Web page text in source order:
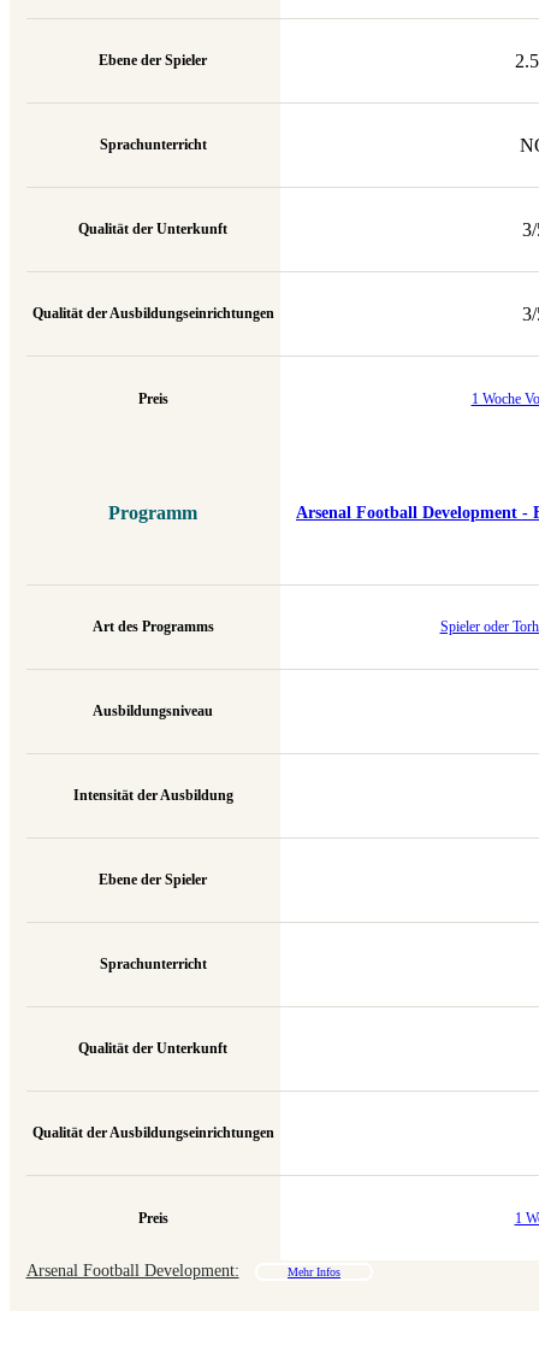
Ebene der Spieler
Sprachunterricht
Qualität der Unterkunft
Qualität der Ausbildungseinrichtungen
Preis 1 Woche
Programm
Art des Programms
Ausbildungsniveau
Intensität der Ausbildung
Ebene der Spieler
Sprachunterricht
Qualität der Unterkunft
Qualität der Ausbildungseinrichtungen
Preis
Arsenal Football Development
Spieler oder
1
Arsenal Football Development: Mehr Infos